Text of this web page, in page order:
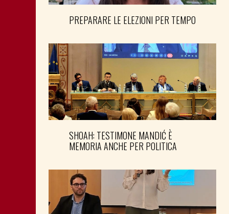
PREPARARE LE ELEZIONI PER TEMPO
SHOAH: TESTIMONE MANDIĆ È
MEMORIA ANCHE PER POLITICA